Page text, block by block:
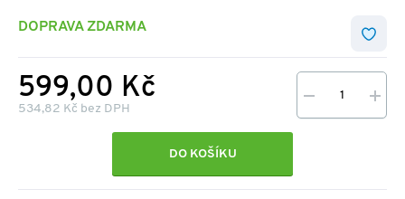
DOPRAVA ZDARMA
599,00 Kč
534,82 Kč bez DPH
DO KOŠÍKU